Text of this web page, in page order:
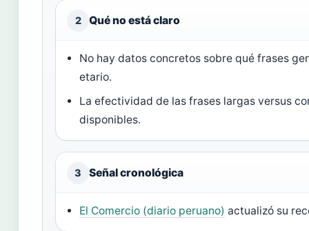
2 Qué no está claro
No hay datos concretos sobre qué frases
etario.
La efectividad de las frases largas versus
disponibles.
3 Señal cronológica
El Comercio (diario peruano) actualizó su